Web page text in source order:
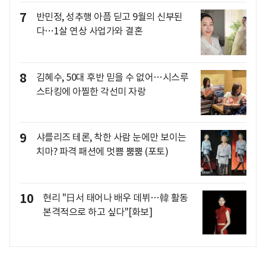
7
반민정, 성추행 아픔 딛고 9월의 신부된
다…1살 연상 사업가와 결혼
8
김혜수, 50대 후반 믿을 수 없어…시스루
스타킹에 아찔한 각선미 자랑
9
샤를리즈 테론, 착한 사람 눈에만 보이는
치마? 파격 패션에 멋쁨 뿜뿜 (포토)
10
현리 "日서 태어나 배우 데뷔…韓 활동
본격적으로 하고 싶다"[화보]